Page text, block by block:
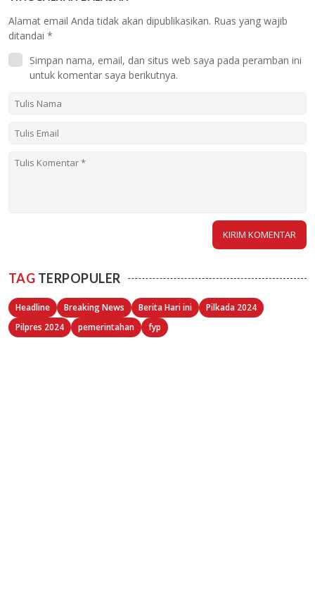
Alamat email Anda tidak akan dipublikasikan. Ruas yang wajib
ditandai *
Simpan nama, email, dan situs web saya pada peramban ini
untuk komentar saya berikutnya.
TAG TERPOPULER
Headline Breaking News Berita Hari ini
Pilkada 2024
Pilpres 2024
pemerintahan fyp